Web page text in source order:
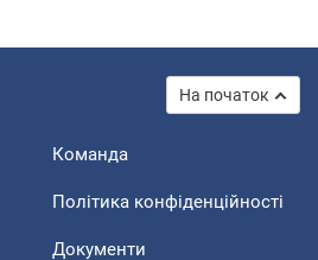
На початок
Команда
Політика конфіденційності
Документи